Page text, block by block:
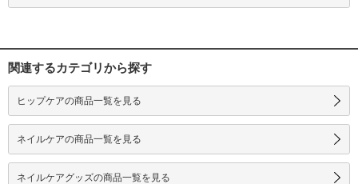
関連するカテゴリから探す
ヒップケアの商品一覧を見る
ネイルケアの商品一覧を見る
ネイルケアグッズの商品一覧を見る